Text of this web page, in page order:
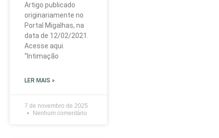
Artigo publicado
originariamente no
Portal Migalhas, na
data de 12/02/2021.
Acesse aqui.
“Intimação
LER MAIS »
7 de novembro de 2025
Nenhum comentário